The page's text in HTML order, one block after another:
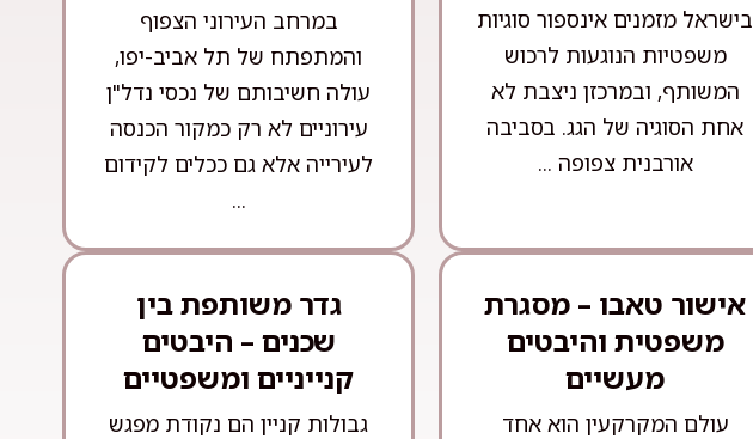
בישראל מזמנים אינספור סוגיות
משפטיות הנוגעות לרכוש
המשותף, ובמרכזן ניצבת לא
אחת הסוגיה של הגג. בסביבה
אורבנית צפופה ...
במרחב העירוני הצפוף
והמתפתח של תל אביב-יפו,
עולה חשיבותם של נכסי נדל"ן
עירוניים לא רק כמקור הכנסה
לעירייה אלא גם ככלים לקידום
...
אישור טאבו – מסגרת
משפטית והיבטים
מעשיים
עולם המקרקעין הוא אחד
גדר משותפת בין
שכנים – היבטים
קנייניים ומשפטיים
גבולות קניין הם נקודת מפגש